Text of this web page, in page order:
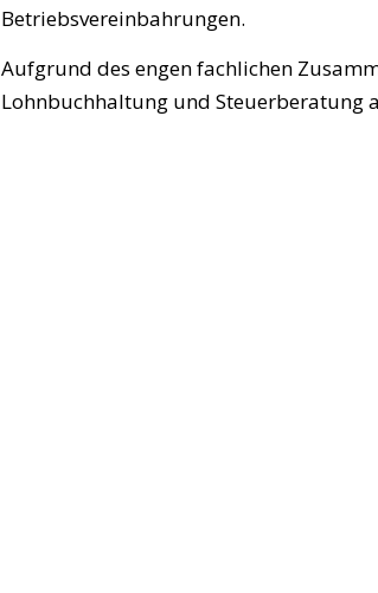
Betriebsvereinbahrungen.
Aufgrund des engen fachlichen
Lohnbuchhaltung und Steuerberatung